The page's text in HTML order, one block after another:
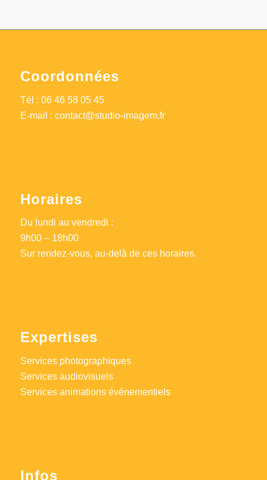
Coordonnées
Tél : 06 46 58 05 45
E-mail : contact@studio-imagem.fr
Horaires
Du lundi au vendredi :
9h00 – 18h00
Sur rendez-vous, au-delà de ces horaires.
Expertises
Services photographiques
Services audiovisuels
Services animations événementiels
Infos